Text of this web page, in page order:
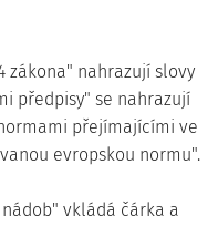
zákona" nahrazují slovy
předpisy" se nahrazují
přejímajícími ve
evropskou normu".
nádob" vkládá čárka a